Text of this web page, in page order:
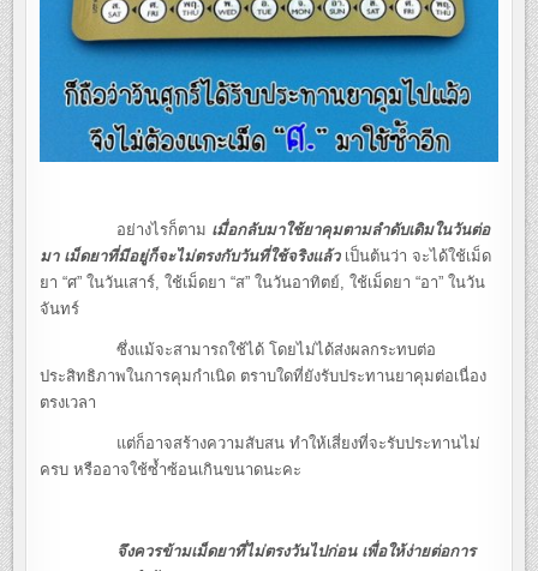
อย่างไรก็ตาม เมื่อกลับมาใช้ยาคุมตามลำดับเดิมในวันต่อ
มา เม็ดยาที่มีอยู่ก็จะไม่ตรงกับวันที่ใช้จริงแล้วเป็นต้นว่า จะได้ใช้เม็ด
ยา “ศ” ในวันเสาร์, ใช้เม็ดยา “ส” ในวันอาทิตย์, ใช้เม็ดยา “อา” ในวัน
จันทร์
ซึ่งแม้จะสามารถใช้ได้ โดยไม่ได้ส่งผลกระทบต่อ
ประสิทธิภาพในการคุมกำเนิด ตราบใดที่ยังรับประทานยาคุมต่อเนื่อง
ตรงเวลา
แต่ก็อาจสร้างความสับสน ทำให้เสี่ยงที่จะรับประทานไม่
ครบ หรืออาจใช้ซ้ำซ้อนเกินขนาดนะคะ
จึงควรข้ามเม็ดยาที่ไม่ตรงวันไปก่อน เพื่อให้ง่ายต่อการ